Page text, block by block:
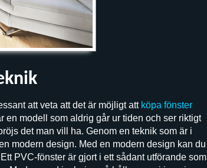
att veta att det är möjligt att köpa fönster
en modell som aldrig går ur tiden och ser riktigt
det man vill ha. Genom en teknik som är i
modern design. Med en modern design kan du
PVC-fönster är gjort i ett sådant utförande som